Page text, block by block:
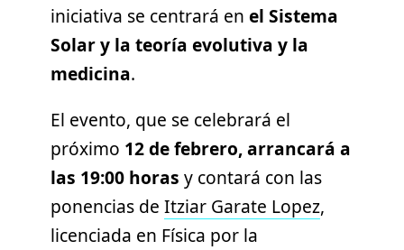
iniciativa se centrará en el Sistema
Solar y la teoría evolutiva y la
medicina.
El evento, que se celebrará el
próximo 12 de febrero, arrancará a
las 19:00 horas y contará con las
ponencias de Itziar Garate Lopez,
licenciada en Física por la